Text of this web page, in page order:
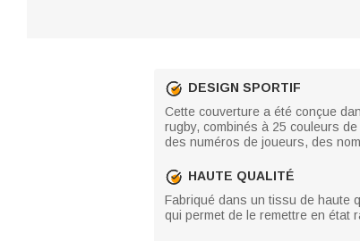
DESIGN SPORTIF
Cette couverture a été conçue
rugby, combinés à 25 couleurs
des numéros de joueurs, des
HAUTE QUALITÉ
Fabriqué dans un tissu de haute
qui permet de le remettre en état